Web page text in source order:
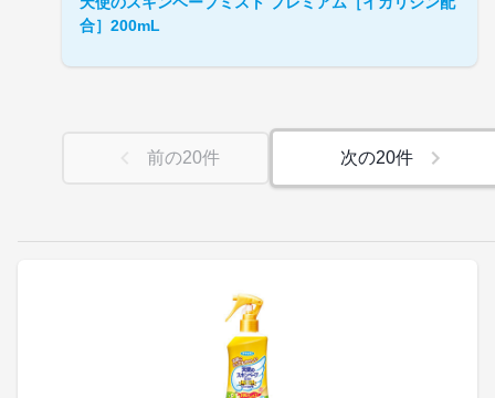
合］200mL
前の20件 次の20件